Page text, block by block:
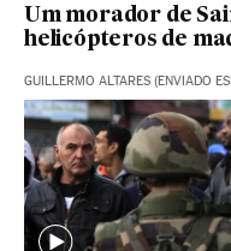
Um morador de
helicópteros de
GUILLERMO ALTARES (ENVIADO